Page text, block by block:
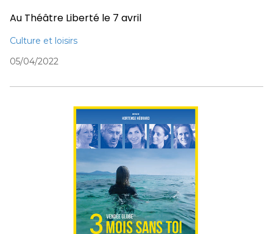
Au Théâtre Liberté le 7 avril
Culture et loisirs
05/04/2022